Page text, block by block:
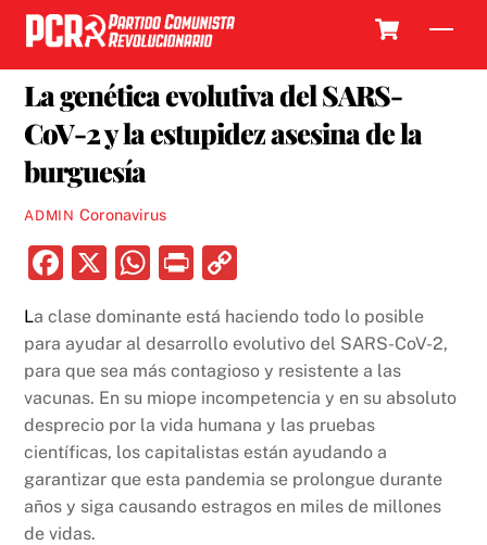
Skip
content
La genética evolutiva del SARS-
CoV-2 y la estupidez asesina de la
burguesía
ADMIN Coronavirus
F
c
e
b
o
o
k
X
W
at
s
A
p
p
P
nt p
y
Li
n
k
La clase dominante está haciendo todo lo posible
para ayudar al desarrollo evolutivo del SARS-CoV-2,
para que sea más contagioso y resistente a las
vacunas. En su miope incompetencia y en su absoluto
desprecio por la vida humana y las pruebas
científicas, los capitalistas están ayudando a
garantizar que esta pandemia se prolongue durante
años y siga causando estragos en miles de millones
de vidas.